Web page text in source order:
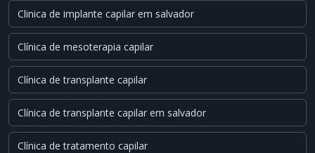
Clinica de implante capilar em salvador
Clínica de mesoterapia capilar
Clínica de transplante capilar
Clínica de transplante capilar em salvador
Clínica de tratamento capilar